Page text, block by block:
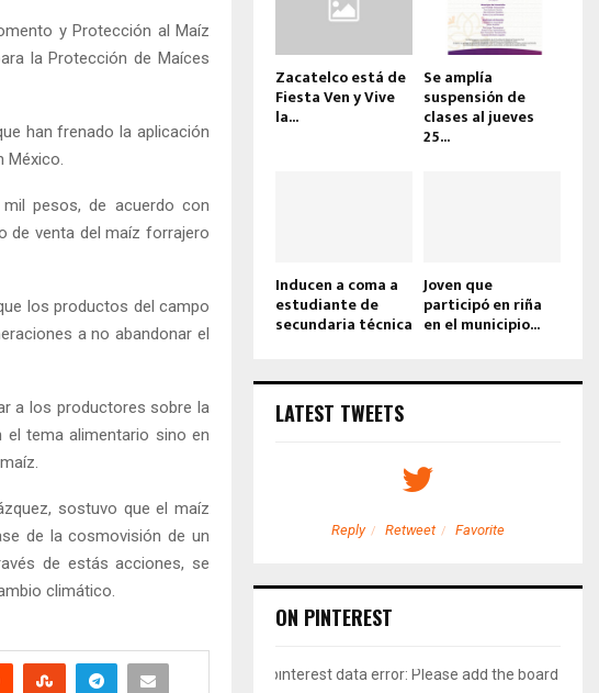
y Protección al Maíz
la Protección de Maíces
han frenado la aplicación
pesos, de acuerdo con
de venta del maíz forrajero
los productos del campo
a no abandonar el
a los productores sobre la
el tema alimentario sino en
sostuvo que el maíz
de la cosmovisión de un
de estás acciones, se
climático.
Zacatelco está de
Fiesta Ven y Vive
la...
Se amplía
suspensión de
clases al jueves
25...
Inducen a coma a
estudiante de
secundaria técnica
Joven que
participó en riña
en el municipio...
LATEST TWEETS
Reply Retweet Favorite Reply Retweet Favorite
ON PINTEREST
pinterest data error: Please add the board